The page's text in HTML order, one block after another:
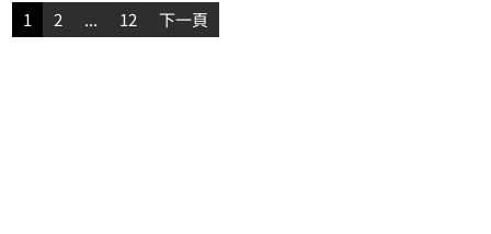
文
1 2 ... 12 下一頁